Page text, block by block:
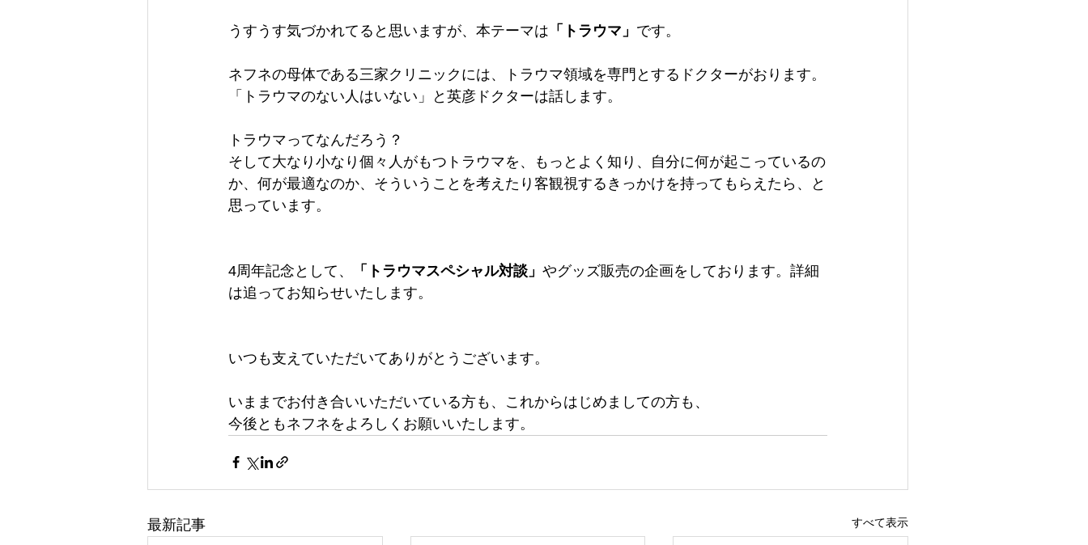
うすうす気づかれてると思いますが、本テーマは 「トラウマ」 です。
ネフネの母体である三家クリニックには、トラウマ領域を専門とするドクターがおります。
「トラウマのない人はいない」と英彦ドクターは話します。
トラウマってなんだろう？
そして大なり小なり個々人がもつトラウマを、もっとよく知り、自分に何が起こっているの
か、何が最適なのか、そういうことを考えたり客観視するきっかけを持ってもらえたら、と
思っています。
4周年記念として、 「トラウマスペシャル対談」 やグッズ販売の企画をしております。詳細
は追ってお知らせいたします。
いつも支えていただいてありがとうございます。
いままでお付き合いいただいている方も、これからはじめましての方も、
今後ともネフネをよろしくお願いいたします。
最新記事 すべて表示